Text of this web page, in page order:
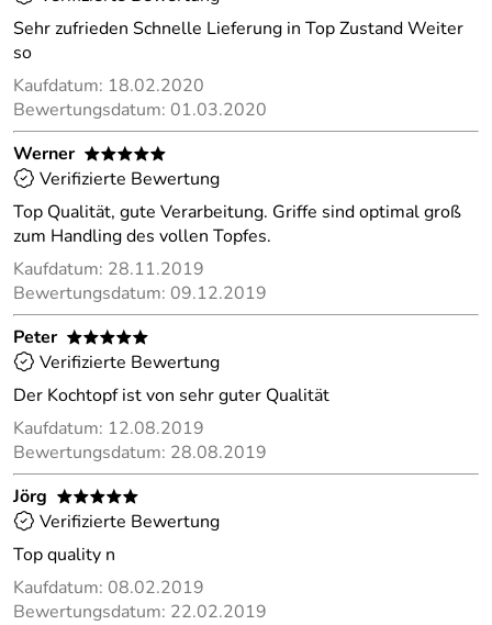
Sehr zufrieden Schnelle Lieferung in Top Zustand Weiter
so
Kaufdatum: 18.02.2020
Bewertungsdatum: 01.03.2020
Werner
*****
Verifizierte Bewertung
Top Qualität, gute Verarbeitung. Griffe sind optimal groß
zum Handling des vollen Topfes.
Kaufdatum: 28.11.2019
Bewertungsdatum: 09.12.2019
Peter
*****
Verifizierte Bewertung
Der Kochtopf ist von sehr guter Qualität
Kaufdatum: 12.08.2019
Bewertungsdatum: 28.08.2019
Jörg
*****
Verifizierte Bewertung
Top quality n
Kaufdatum: 08.02.2019
Bewertungsdatum: 22.02.2019